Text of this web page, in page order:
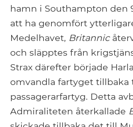
hamn i Southampton den
att ha genomfört
Medelhavet, Britannic
och släpptes från
Strax därefter började
omvandla fartyget tillbaka
passagerarfartyg. Detta
Admiraliteten återkallade